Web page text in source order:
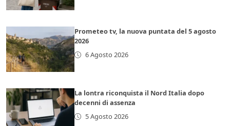
Prometeo tv, la nuova puntata del 5 agosto
2026
6 Agosto 2026
La lontra riconquista il Nord Italia dopo
decenni di assenza
5 Agosto 2026